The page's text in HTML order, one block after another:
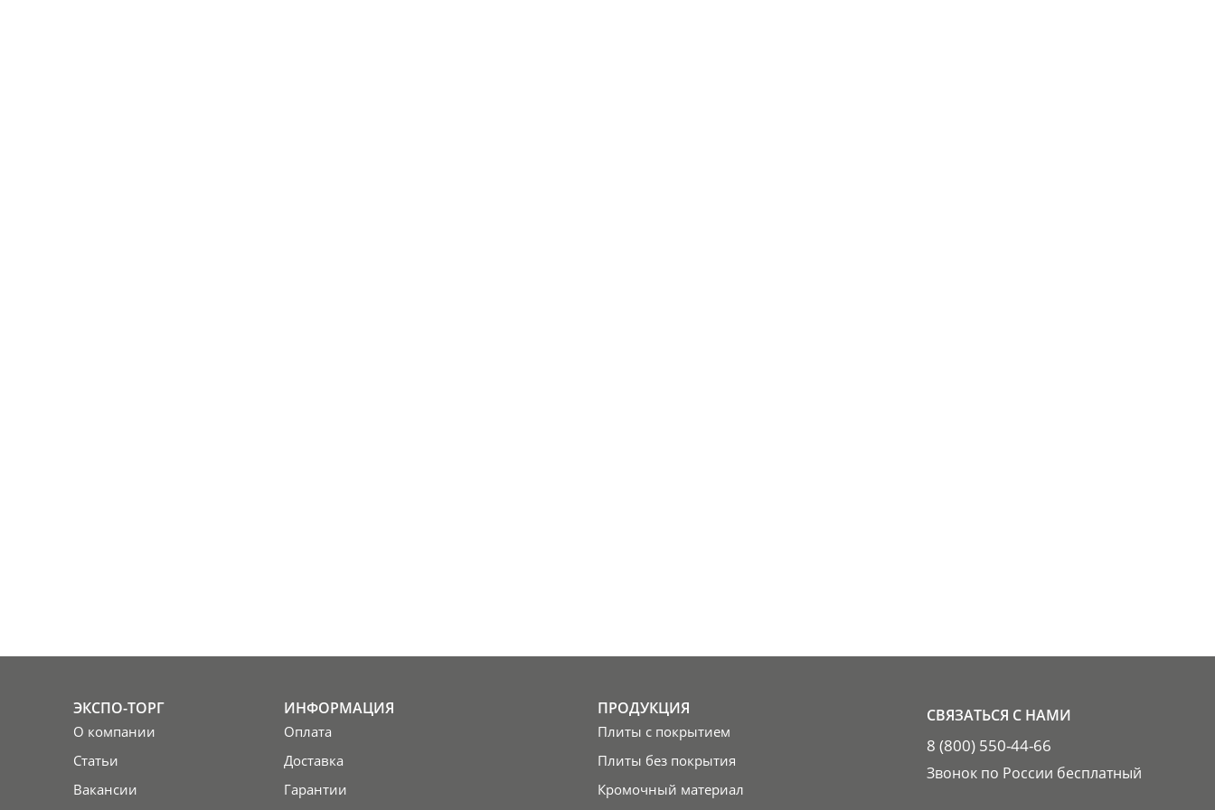
ЭКСПО-ТОРГ
О компании
Статьи
Вакансии
ИНФОРМАЦИЯ
Оплата
Доставка
Гарантии
ПРОДУКЦИЯ
Плиты с покрытием
Плиты без покрытия
Кромочный материал
СВЯЗАТЬСЯ С НАМИ
8 (800) 550-44-66
Звонок по России бесплатный